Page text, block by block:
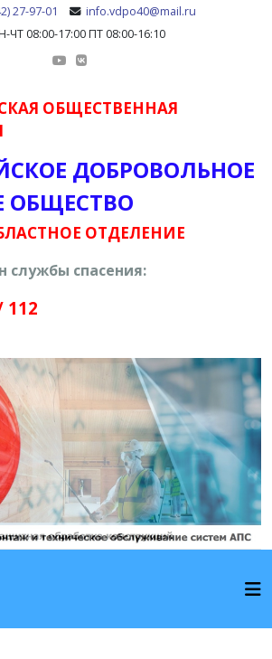
27-97-01
info.vdpo40@mail.ru
ЧТ 08:00-17:00 ПТ 08:00-16:10
ОБЩЕСТВЕННАЯ
ДОБРОВОЛЬНОЕ
ОБЩЕСТВО
ОТДЕЛЕНИЕ
службы спасения:
112